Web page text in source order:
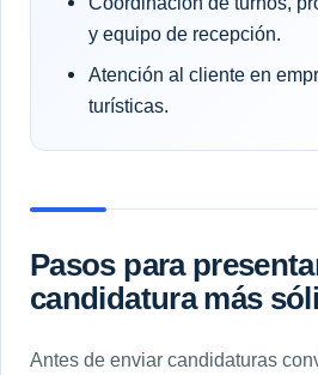
y equipo de recepción.
Atención al cliente en
turísticas.
Pasos para
candidatura más
Antes de enviar candidaturas